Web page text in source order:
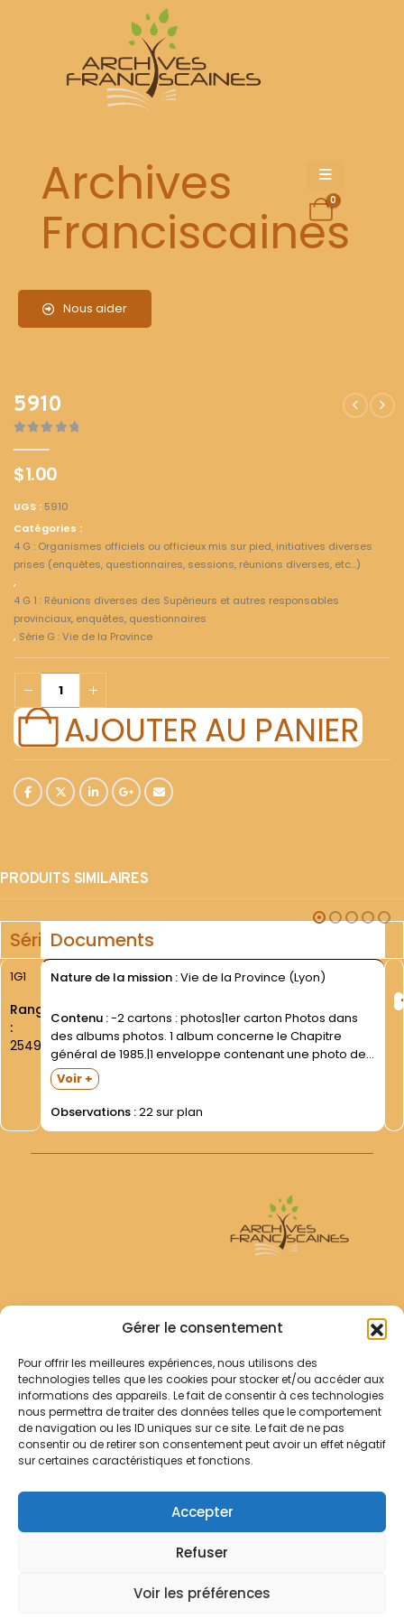
Gérer le consentement
Pour offrir les meilleures expériences, nous utilisons des
technologies telles que les cookies pour stocker et/ou accéder aux
informations des appareils. Le fait de consentir à ces technologies
nous permettra de traiter des données telles que le comportement
de navigation ou les ID uniques sur ce site. Le fait de ne pas
consentir ou de retirer son consentement peut avoir un effet négatif
sur certaines caractéristiques et fonctions.
Accepter
Refuser
Voir les préférences
Archives
Franciscaines
Nous aider
0
5910
$1.00
UGS : 5910
Catégories :
4 G : Organismes officiels ou officieux mis sur pied, initiatives diverses
prises (enquêtes, questionnaires, sessions, réunions diverses, etc...)
,
4 G 1 : Réunions diverses des Supérieurs et autres responsables
provinciaux, enquêtes, questionnaires
, Série G : Vie de la Province
AJOUTER AU PANIER
PRODUITS SIMILAIRES
SérieDocuments
1G1
Rang
:
2549
Nature de la mission :Vie de la Province (Lyon)
Contenu :-2 cartons : photos|1er carton Photos dans
des albums photos. 1 album concerne le Chapitre
général de 1985.|1 enveloppe contenant une photo de
Fr. Roger MARCHAL- Définiteur général- saluant le
pape François. Au centre- le Ministre Général- Fr.
Michael Anthony...
Voir +
Observations :22 sur plan
Archives Franciscaines
RECHERCHER
Comment chercher ?
Les archives
Notre démarche
Contact